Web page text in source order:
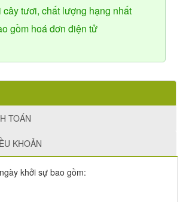
cây tươi, chất lượng hạng nhất
gồm hoá đơn điện tử
TOÁN
KHOẢN
khởi sự bao gồm: